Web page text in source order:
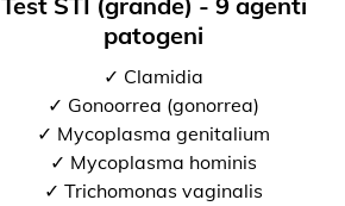
patogeni
✓ Clamidia
✓ Gonoorrea (gonorrea)
✓ Mycoplasma genitalium
✓ Mycoplasma hominis
✓ Trichomonas vaginalis